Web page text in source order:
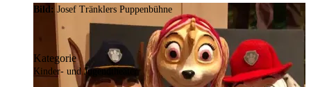
Bild:Josef Tränklers Puppenbühne
Kategorie
Kinder- und Jugendtheater